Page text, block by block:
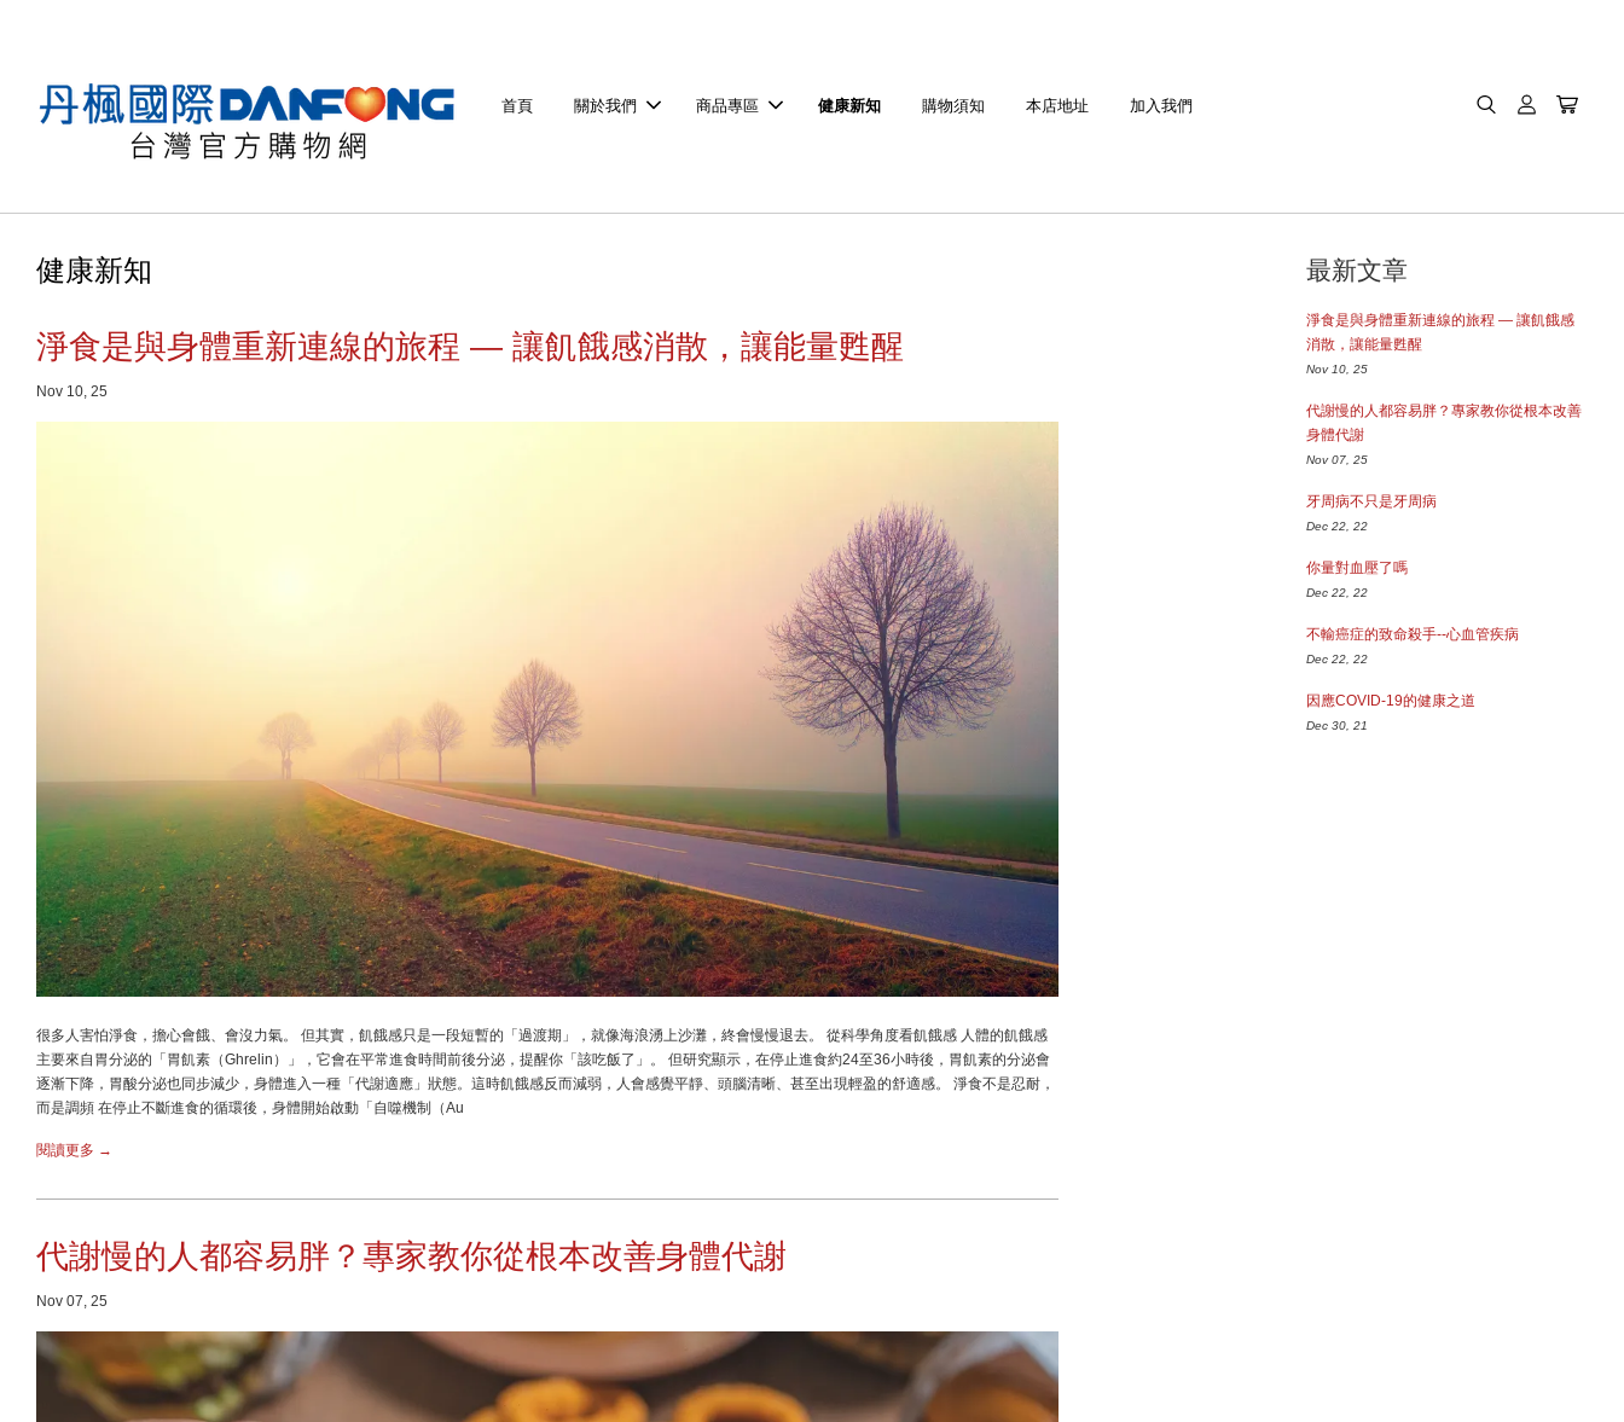
首頁 關於我們 商品專區 健康新知 購物須知 本店地址 加入我們
健康新知
淨食是與身體重新連線的旅程 — 讓飢餓感消散，讓能量甦醒
Nov 10, 25
很多人害怕淨食，擔心會餓、會沒力氣。 但其實，飢餓感只是一段短暫的「過渡期」，就像海浪湧上沙灘，終會慢慢退去。 從科學角度看飢餓感 人體的飢餓感
主要來自胃分泌的「胃飢素（Ghrelin）」，它會在平常進食時間前後分泌，提醒你「該吃飯了」。 但研究顯示，在停止進食約24至36小時後，胃飢素的分泌會
逐漸下降，胃酸分泌也同步減少，身體進入一種「代謝適應」狀態。這時飢餓感反而減弱，人會感覺平靜、頭腦清晰、甚至出現輕盈的舒適感。 淨食不是忍耐，
而是調頻 在停止不斷進食的循環後，身體開始啟動「自噬機制（Au
閱讀更多 →
代謝慢的人都容易胖？專家教你從根本改善身體代謝
Nov 07, 25
最新文章
淨食是與身體重新連線的旅程 — 讓飢餓感
消散，讓能量甦醒
Nov 10, 25
代謝慢的人都容易胖？專家教你從根本改善
身體代謝
Nov 07, 25
牙周病不只是牙周病
Dec 22, 22
你量對血壓了嗎
Dec 22, 22
不輸癌症的致命殺手--心血管疾病
Dec 22, 22
因應COVID-19的健康之道
Dec 30, 21